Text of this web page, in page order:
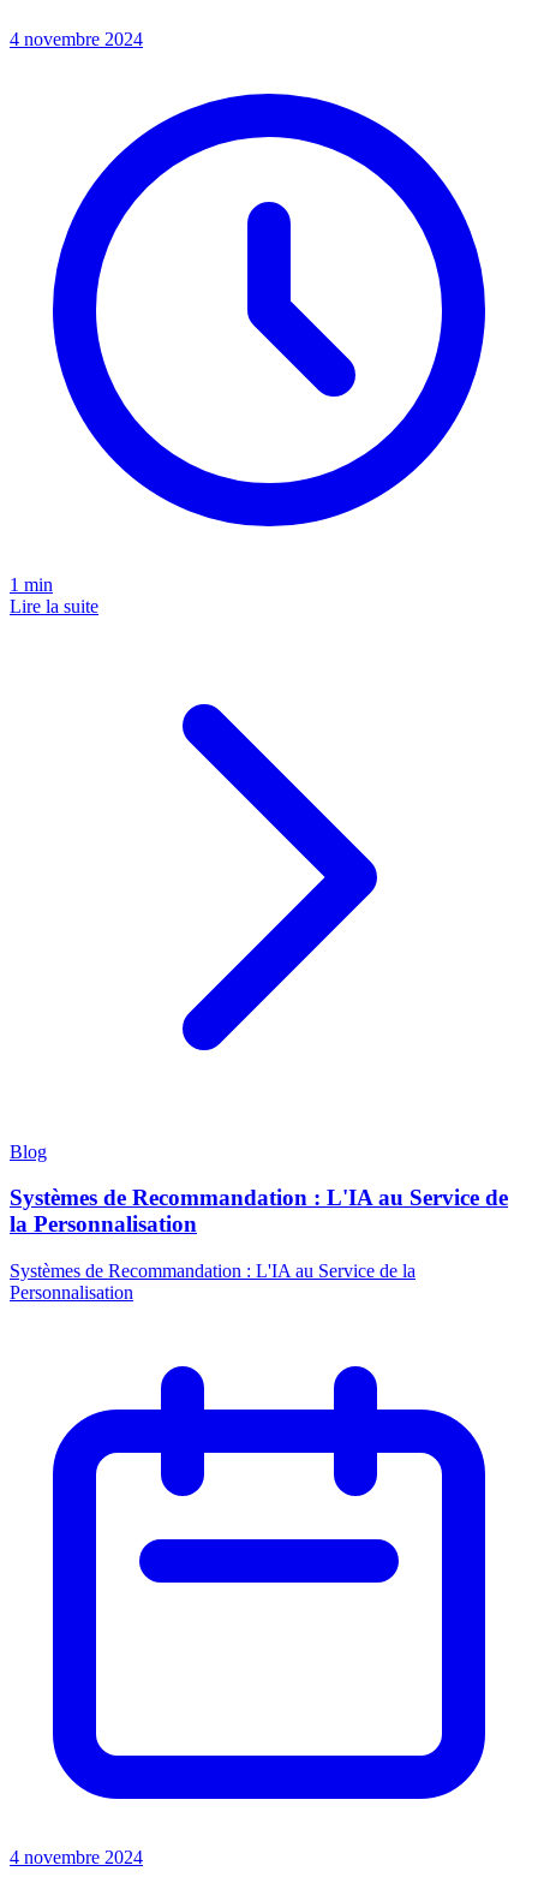
4 novembre 2024
1 min
Lire la suite
Blog
Systèmes de Recommandation : L'IA au Service de
la Personnalisation
Systèmes de Recommandation : L'IA au Service de la
Personnalisation
4 novembre 2024